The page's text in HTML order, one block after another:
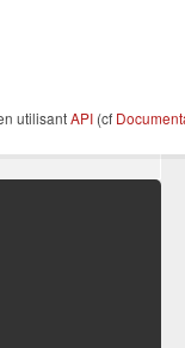
utilisantAPI (cf